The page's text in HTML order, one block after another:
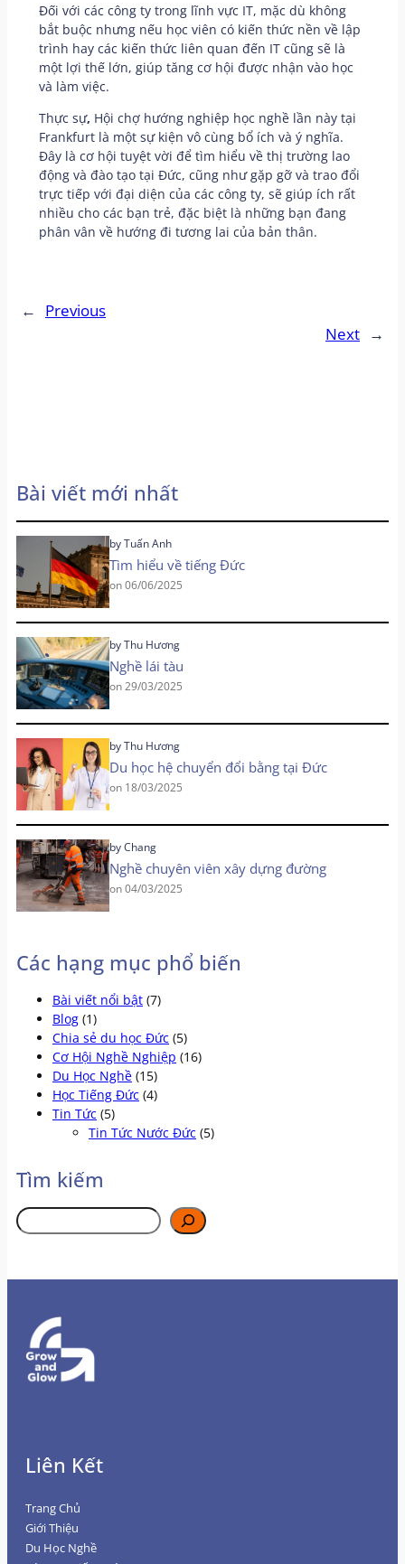
Đối với các công ty trong lĩnh vực IT, mặc dù không
bắt buộc nhưng nếu học viên có kiến thức nền về lập
trình hay các kiến thức liên quan đến IT cũng sẽ là
một lợi thế lớn, giúp tăng cơ hội được nhận vào học
và làm việc.
Thực sự, Hội chợ hướng nghiệp học nghề lần này tại
Frankfurt là một sự kiện vô cùng bổ ích và ý nghĩa.
Đây là cơ hội tuyệt vời để tìm hiểu về thị trường lao
động và đào tạo tại Đức, cũng như gặp gỡ và trao đổi
trực tiếp với đại diện của các công ty, sẽ giúp ích rất
nhiều cho các bạn trẻ, đặc biệt là những bạn đang
phân vân về hướng đi tương lai của bản thân.
←
Previous
Next →
Bài viết mới nhất
Tìm hiểu về tiếng Đức
byTuấn Anh
on06/06/2025
Nghề lái tàu
byThu Hương
on29/03/2025
Du học hệ chuyển đổi bằng tại Đức
byThu Hương
on 18/03/2025
Nghề chuyên viên xây dựng đường
byChang
on04/03/2025
Các hạng mục phổ biến
Bài viết nổi bật (7)
Blog (1)
Chia sẻ du học Đức (5)
Cơ Hội Nghề Nghiệp (16)
Du Học Nghề (15)
Học Tiếng Đức (4)
Tin Tức (5)
Tin Tức Nước Đức (5)
Tìm kiếm
Tìm
kiếm
Liên Kết
Trang Chủ
Giới Thiệu
Du Học Nghề